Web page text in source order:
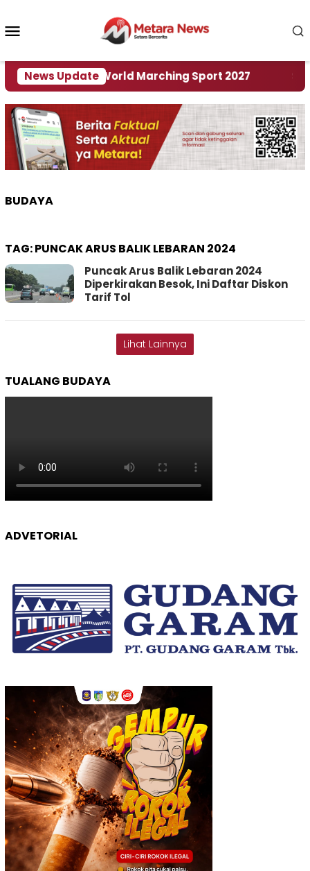
konten
News Update
Rumah World Marching Sport 2027 ‎Soal
BUDAYA
TAG:PUNCAK ARUS BALIK LEBARAN 2024
Puncak Arus Balik Lebaran 2024
Diperkirakan Besok, Ini Daftar Diskon
Tarif Tol
Lihat Lainnya
TUALANG BUDAYA
ADVETORIAL